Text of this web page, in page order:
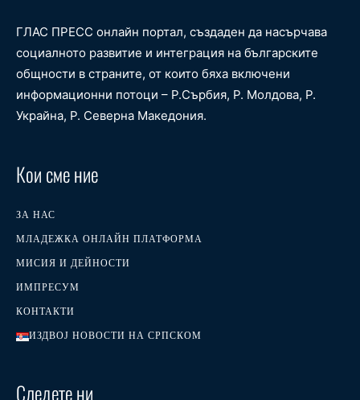
ГЛАС ПРЕСС онлайн портал, създаден да насърчава
социалното развитие и интеграция на българските
общности в страните, от които бяха включени
информационни потоци – Р.Сърбия, Р. Молдова, Р.
Украйна, Р. Северна Македония.
Кои сме ние
ЗА НАС
МЛАДЕЖКА ОНЛАЙН ПЛАТФОРМА
МИСИЯ И ДЕЙНОСТИ
ИМПРЕСУМ
КОНТАКТИ
ИЗДВОЈ НОВОСТИ НА СРПСКОМ
Следете ни